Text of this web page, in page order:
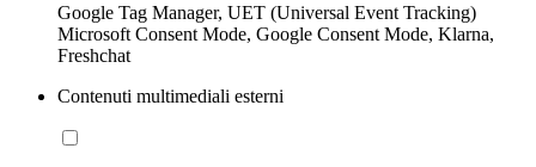
Google Tag Manager, UET (Universal Event Tracking)
Microsoft Consent Mode, Google Consent Mode, Klarna,
Freshchat
Contenuti multimediali esterni